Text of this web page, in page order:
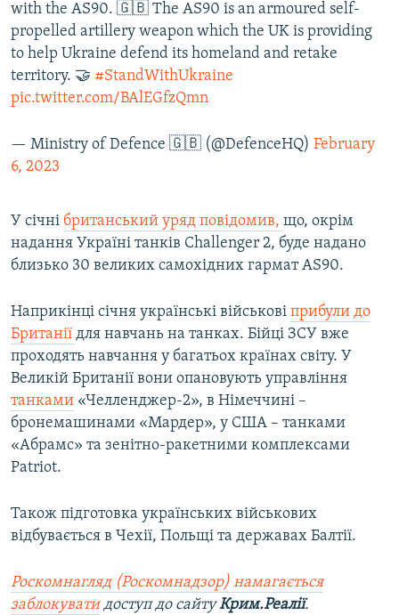
with the AS90. 🇬🇧 The AS90 is an armoured self-
propelled artillery weapon which the UK is providing
to help Ukraine defend its homeland and retake
territory. 🤝 #StandWithUkraine
pic.twitter.com/BAlEGfzQmn
— Ministry of Defence 🇬🇧 (@DefenceHQ) February
6, 2023
У січні британський уряд повідомив, що, окрім
надання Україні танків Challenger 2, буде надано
близько 30 великих самохідних гармат AS90.
Наприкінці січня українські військові прибули до
Британії для навчань на танках. Бійці ЗСУ вже
проходять навчання у багатьох країнах світу. У
Великій Британії вони опановують управління
танками «Челленджер-2», в Німеччині –
бронемашинами «Мардер», у США – танками
«Абрамс» та зенітно-ракетними комплексами
Patriot.
Також підготовка українських військових
відбувається в Чехії, Польщі та державах Балтії.
Роскомнагляд (Роскомнадзор) намагається
заблокуватидоступ до сайтуКрим.Реалії.